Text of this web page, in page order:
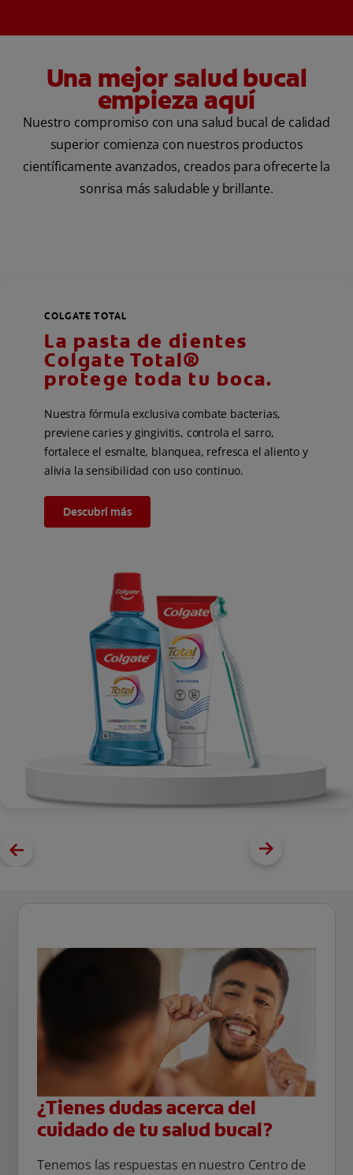
Una mejor salud bucal
empieza aquí
Nuestro compromiso con una salud bucal de calidad
superior comienza con nuestros productos
científicamente avanzados, creados para ofrecerte la
sonrisa más saludable y brillante.
COLGATE TOTAL
La pasta de dientes
Colgate Total®
protege toda tu boca.
Nuestra fórmula exclusiva combate bacterias,
previene caries y gingivitis, controla el sarro,
fortalece el esmalte, blanquea, refresca el aliento y
alivia la sensibilidad con uso continuo.
Descubrí más
¿Tienes dudas acerca del
cuidado de tu salud bucal?
Tenemos las respuestas en nuestro Centro de